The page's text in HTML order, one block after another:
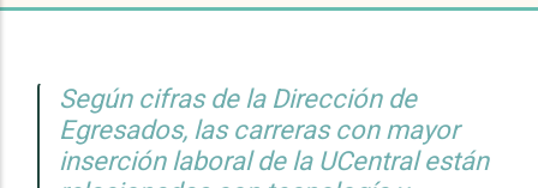
Según cifras de la Dirección de
Egresados, las carreras con mayor
inserción laboral de la UCentral están